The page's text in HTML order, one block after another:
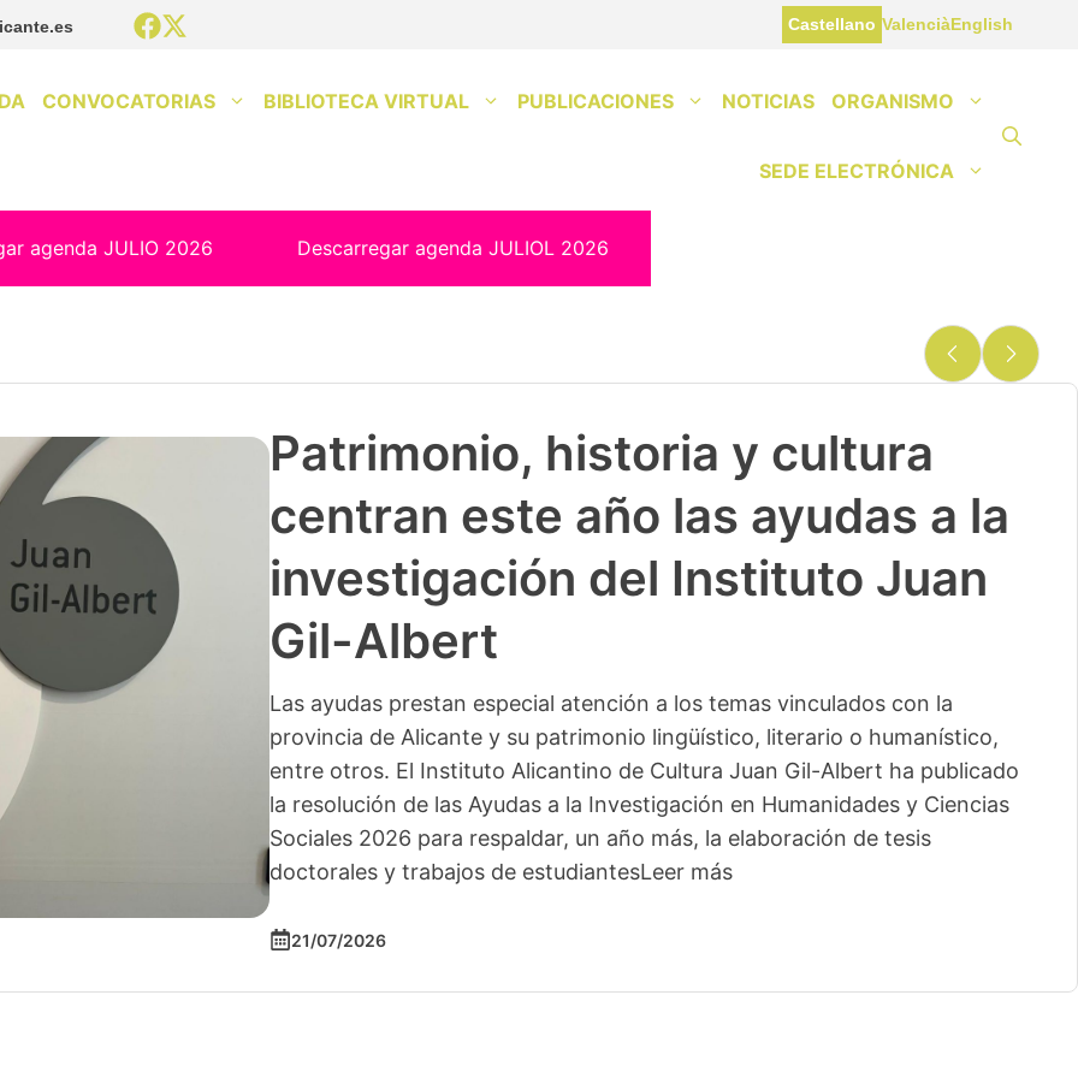
Castellano ValenciàEnglish
CONVOCATORIAS BIBLIOTECA VIRTUAL PUBLICACIONES NOTICIAS ORGANISMO
SEDE ELECTRÓNICA
agenda JULIO 2026 Descarregar agenda JULIOL 2026
Patrimonio, historia y cultura
centran este año las ayudas a la
investigación del Instituto Juan
Gil-Albert
Las ayudas prestan especial atención a los temas vinculados con la
provincia de Alicante y su patrimonio lingüístico, literario o humanístico,
entre otros. El Instituto Alicantino de Cultura Juan Gil-Albert ha publicado
la resolución de las Ayudas a la Investigación en Humanidades y Ciencias
Sociales 2026 para respaldar, un año más, la elaboración de tesis
doctorales y trabajos de estudiantesLeer más
21/07/2026